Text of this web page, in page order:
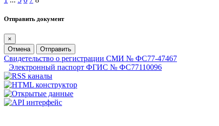
Отправить документ
×
Отмена
Отправить
Свидетельство о регистрации СМИ № ФС77-47467
Электронный паспорт ФГИС № ФС77110096